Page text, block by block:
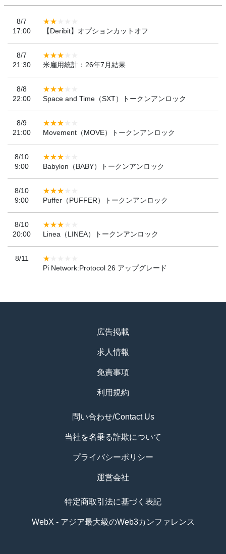
8/7
17:00
【Deribit】オプションカットオフ
8/7
21:30
米雇用統計：26年7月結果
8/8
22:00
Space and Time（SXT）トークンアンロック
8/9
21:00
Movement（MOVE）トークンアンロック
8/10
9:00
Babylon（BABY）トークンアンロック
8/10
9:00
Puffer（PUFFER）トークンアンロック
8/10
20:00
Linea（LINEA）トークンアンロック
8/11
Pi Network:Protocol 26 アップグレード
広告掲載
求人情報
免責事項
利用規約
問い合わせ/Contact Us
当社を名乗る詐欺について
プライバシーポリシー
運営会社
特定商取引法に基づく表記
WebX - アジア最大級のWeb3カンファレンス